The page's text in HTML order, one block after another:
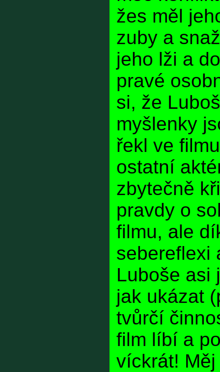
žes měl
zuby a
jeho lži a
pravé
si, že
myšlenky
řekl ve
ostatní
zbytečně
pravdy o
filmu, ale
sebereflexi
Luboše asi
jak ukázat
tvůrčí
film líbí a
víckrát! Měj